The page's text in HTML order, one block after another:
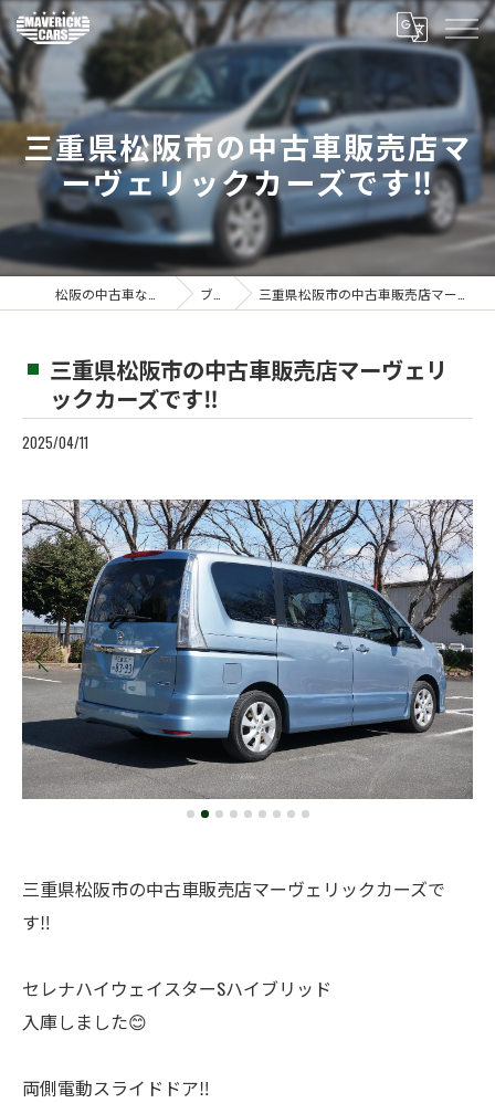
三重県松阪市の中古車販売店マ
ーヴェリックカーズです‼️
ブログ 三重県松阪市の中古車販売店マーヴェリックカーズです‼️
三重県松阪市の中古車販売店マーヴェリ
ックカーズです‼️
2025/04/11
三重県松阪市の中古車販売店マーヴェリックカーズで
す‼️
セレナハイウェイスターSハイブリッド
入庫しました😊
両側電動スライドドア‼️